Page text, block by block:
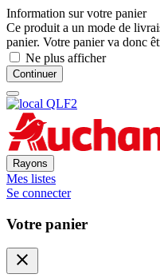
Information sur votre panier
Ce produit a un mode de
panier. Votre panier va donc
Ne plus afficher
Continuer
Rayons
Mes listes
Se connecter
Votre panier
close